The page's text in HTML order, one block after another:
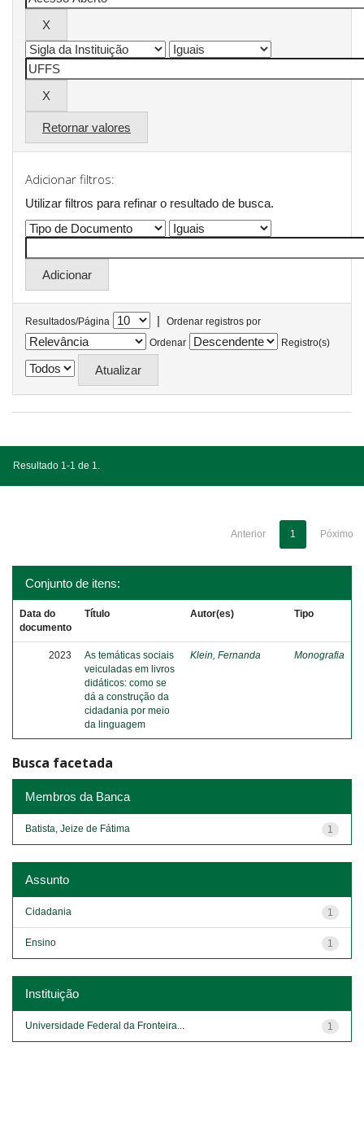
Retornar valores
Adicionar filtros:
Utilizar filtros para refinar o resultado de busca.
Resultados/Página |
Ordenar registros por
Ordenar
Registro(s)
Resultado 1-1 de 1.
Anterior 1 Póximo
Conjunto de itens:
Data do
documento
Título Autor(es) Tipo
2023
As temáticas sociais
veiculadas em livros
didáticos: como se
dá a construção da
cidadania por meio
da linguagem
Klein, Fernanda Monografia
Busca facetada
Membros da Banca
1
Batista, Jeize de Fátima
Assunto
1
Cidadania
1
Ensino
Instituição
1
Universidade Federal da Fronteira...